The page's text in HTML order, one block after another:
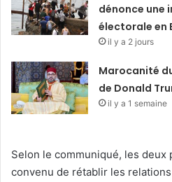
dénonce une
électorale en
il y a 2 jours
Marocanité
de Donald
il y a 1 semaine
Selon le communiqué, les deux
convenu de rétablir les